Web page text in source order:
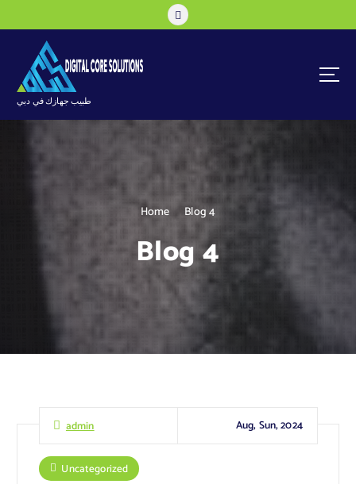
k
طبيب جهازك في دبي
Home Blog 4
Blog 4
admin Aug, Sun, 2024
Uncategorized